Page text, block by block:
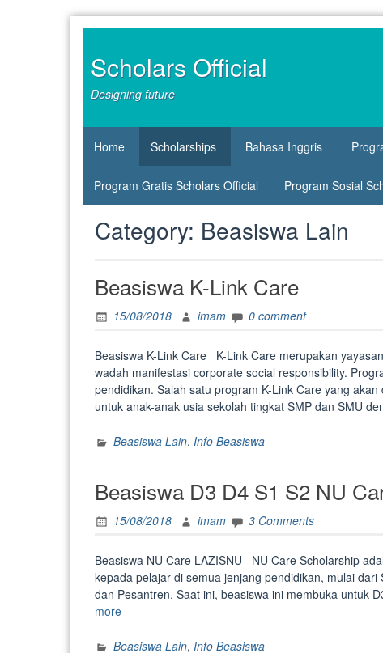
Scholars Official
Designing future
Home Scholarships Bahasa Inggris
Program Gratis Scholars Official Program Sosial
Category: Beasiswa Lain
Beasiswa K-Link Care
15/08/2018 imam 0 comment
Beasiswa K-Link Care K-Link Care merupakan
wadah manifestasi corporate social responsibility.
pendidikan. Salah satu program K-Link Care yang
untuk anak-anak usia sekolah tingkat SMP dan SMU
Beasiswa Lain, Info Beasiswa
Beasiswa D3 D4 S1 S2 NU
15/08/2018 imam 3 Comments
Beasiswa NU Care LAZISNU NU Care Scholarship
kepada pelajar di semua jenjang pendidikan, mulai
dan Pesantren. Saat ini, beasiswa ini membuka untuk
more“Beasiswa
D4
Beasiswa Lain, Info Beasiswa